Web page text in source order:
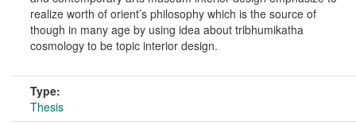
realize worth of orient’s philosophy which is the source of
though in many age by using idea about tribhumikatha
cosmology to be topic interior design.
Type:
Thesis